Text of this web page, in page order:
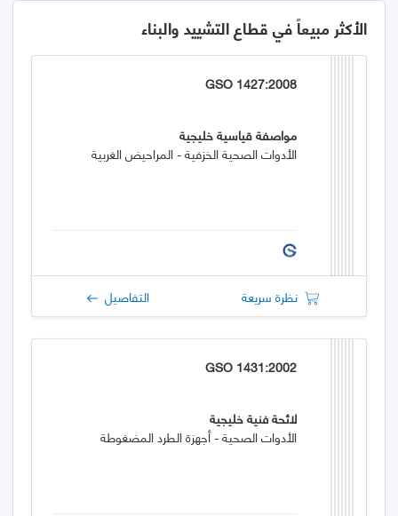
الأكثر مبيعاً في قطاع التشييد والبناء
GSO 1427:2008
مواصفة قياسية خليجية
الأدوات الصحية الخزفية - المراحيض الغربية
نظرة سريعة التفاصيل
GSO 1431:2002
لائحة فنية خليجية
الأدوات الصحية - أجهزة الطرد المضغوطة